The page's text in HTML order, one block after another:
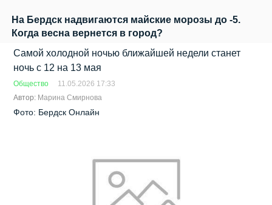
На Бердск надвигаются майские морозы до -5.
Когда весна вернется в город?
Самой холодной ночью ближайшей недели станет
ночь с 12 на 13 мая
Общество
11.05.2026 17:33
Автор: Марина Смирнова
Фото: Бердск Онлайн